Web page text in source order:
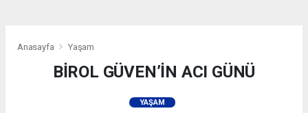
Anasayfa Yaşam
BİROL GÜVEN’İN ACI GÜNÜ
YAŞAM